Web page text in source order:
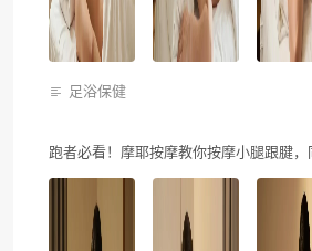
足浴保健
跑者必看！摩耶按摩教你按摩小腿跟腱